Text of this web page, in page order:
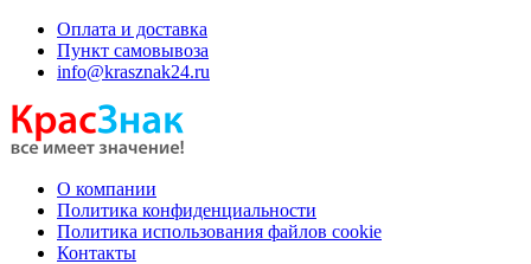
Оплата и доставка
Пункт самовывоза
info@krasznak24.ru
О компании
Политика конфиденциальности
Политика использования файлов cookie
Контакты